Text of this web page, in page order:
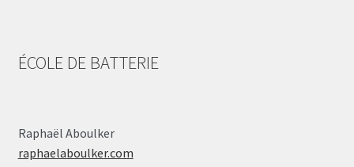
ÉCOLE DE BATTERIE
Raphaël Aboulker
raphaelaboulker.com